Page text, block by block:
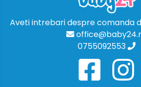
Aveti intrebari despre comanda
0755092553